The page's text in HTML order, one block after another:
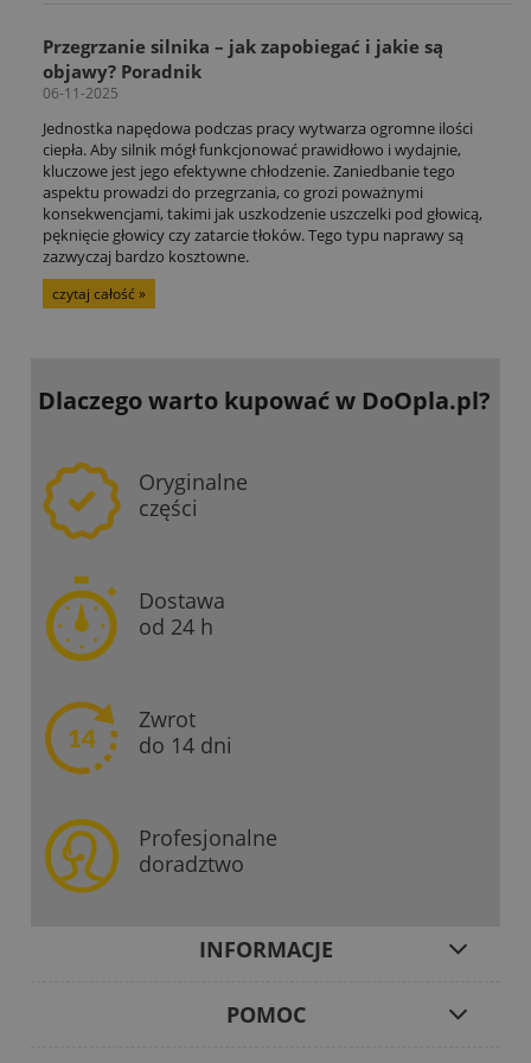
Przegrzanie silnika – jak zapobiegać i jakie są
objawy? Poradnik
06-11-2025
Jednostka napędowa podczas pracy wytwarza ogromne ilości
ciepła. Aby silnik mógł funkcjonować prawidłowo i wydajnie,
kluczowe jest jego efektywne chłodzenie. Zaniedbanie tego
aspektu prowadzi do przegrzania, co grozi poważnymi
konsekwencjami, takimi jak uszkodzenie uszczelki pod głowicą,
pęknięcie głowicy czy zatarcie tłoków. Tego typu naprawy są
zazwyczaj bardzo kosztowne.
czytaj całość »
Dlaczego warto kupowaćw DoOpla.pl?
Oryginalne
części
Dostawa
od 24 h
Zwrot
do 14 dni
Profesjonalne
doradztwo
INFORMACJE
POMOC